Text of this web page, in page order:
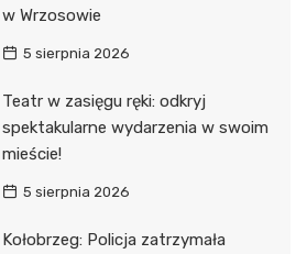
w Wrzosowie
5 sierpnia 2026
Teatr w zasięgu ręki: odkryj
spektakularne wydarzenia w swoim
mieście!
5 sierpnia 2026
Kołobrzeg: Policja zatrzymała